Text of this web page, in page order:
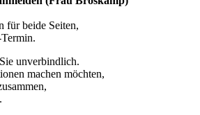
für beide Seiten,
unverbindlich.
machen möchten,